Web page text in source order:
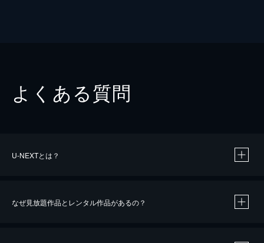
よくある質問
U-NEXTとは？
なぜ見放題作品とレンタル作品があるの？